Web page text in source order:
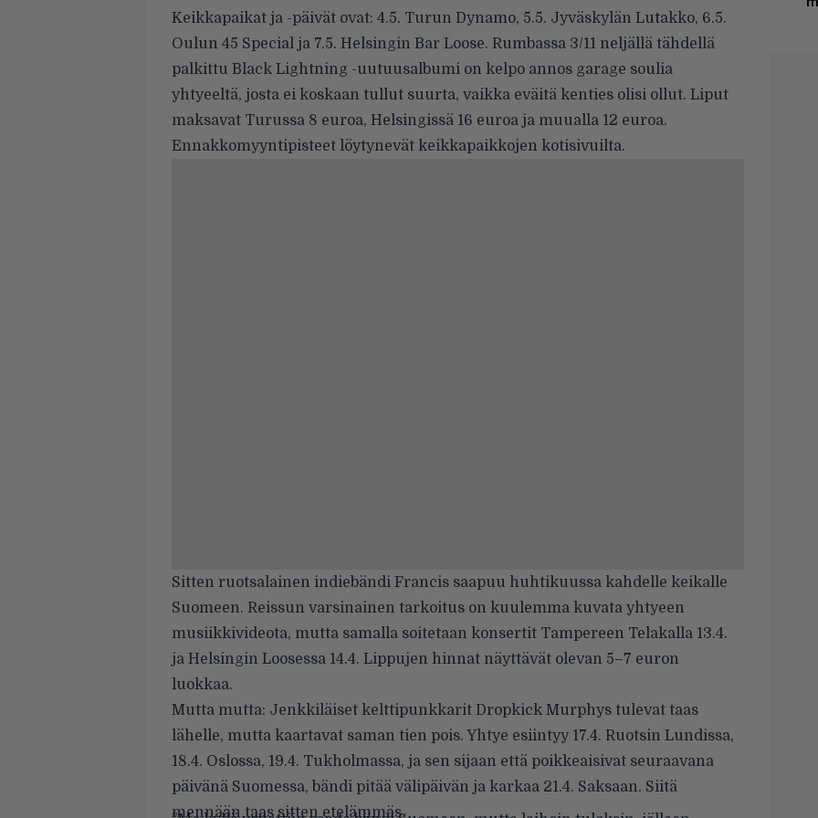
Keikkapaikat ja -päivät ovat: 4.5. Turun Dynamo, 5.5. Jyväskylän Lutakko, 6.5.
Oulun 45 Special ja 7.5. Helsingin Bar Loose. Rumbassa 3/11 neljällä tähdellä
palkittu Black Lightning -uutuusalbumi on kelpo annos garage soulia
yhtyeeltä, josta ei koskaan tullut suurta, vaikka eväitä kenties olisi ollut. Liput
maksavat Turussa 8 euroa, Helsingissä 16 euroa ja muualla 12 euroa.
Ennakkomyyntipisteet löytynevät keikkapaikkojen kotisivuilta.
Sitten ruotsalainen indiebändi Francis saapuu huhtikuussa kahdelle keikalle
Suomeen. Reissun varsinainen tarkoitus on kuulemma kuvata yhtyeen
musiikkivideota, mutta samalla soitetaan konsertit Tampereen Telakalla 13.4.
ja Helsingin Loosessa 14.4. Lippujen hinnat näyttävät olevan 5–7 euron
luokkaa.
Mutta mutta: Jenkkiläiset kelttipunkkarit Dropkick Murphys tulevat taas
lähelle, mutta kaartavat saman tien pois. Yhtye esiintyy 17.4. Ruotsin Lundissa,
18.4. Oslossa, 19.4. Tukholmassa, ja sen sijaan että poikkeaisivat seuraavana
päivänä Suomessa, bändi pitää välipäivän ja karkaa 21.4. Saksaan. Siitä
mennään taas sitten etelämmäs.